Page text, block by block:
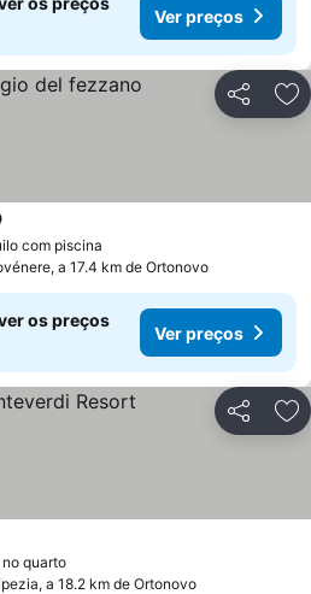
Ver preços
Partilhar
com piscina
a 17.4 km de Ortonovo
os preços
Ver preços
Partilhar
quarto
a 18.2 km de Ortonovo